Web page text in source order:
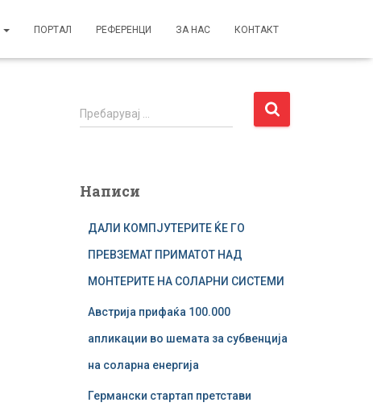
ПОРТАЛ РЕФЕРЕНЦИ ЗА НАС КОНТАКТ
П
р
р
Пребарувај …
Написи
ДАЛИ КОМПЈУТЕРИТЕ ЌЕ ГО
ПРЕВЗЕМАТ ПРИМАТОТ НАД
МОНТЕРИТЕ НА СОЛАРНИ СИСТЕМИ
Австрија прифаќа 100.000
апликации во шемата за субвенција
на соларна енергија
Германски стартап претстави